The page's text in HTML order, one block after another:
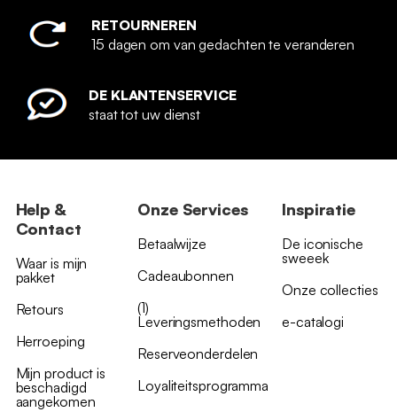
RETOURNEREN
15 dagen om van gedachten te veranderen
DE KLANTENSERVICE
staat tot uw dienst
Help &
Contact
Waar is mijn
pakket
Retours
Herroeping
Mijn product is
beschadigd
aangekomen
Onze Services
Betaalwijze
Cadeaubonnen
(1)
Leveringsmethoden
Reserveonderdelen
Loyaliteitsprogramma
Inspiratie
De iconische
sweeek
Onze collecties
e-catalogi